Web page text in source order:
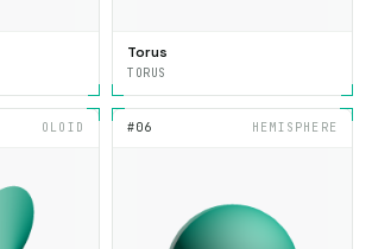
Torus
TORUS
OLOID #06 HEMISPHERE